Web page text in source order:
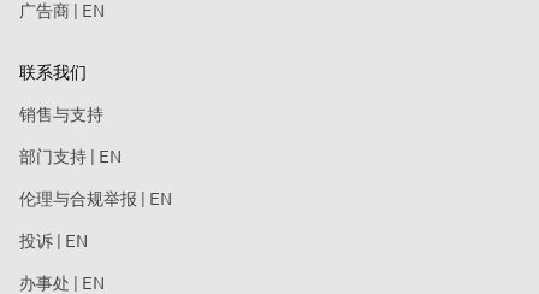
广告商 | EN
联系我们
销售与支持
部门支持 | EN
伦理与合规举报 | EN
投诉 | EN
办事处 | EN